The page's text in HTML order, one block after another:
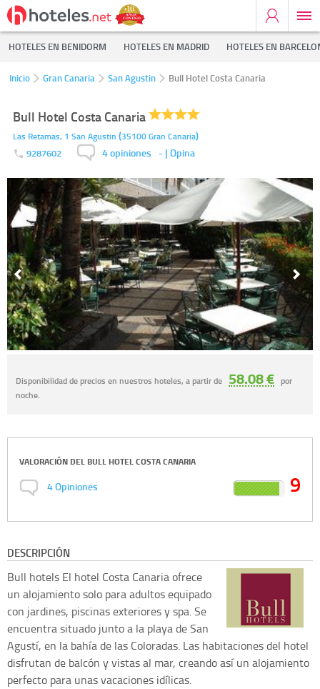
HOTELES EN BENIDORM HOTELES EN MADRID HOTELES EN
Inicio Gran Canaria San Agustin Bull Hotel Costa Canaria
Bull Hotel Costa Canaria
Las Retamas, 1 San Agustin (35100Gran Canaria)
9287602 4 opiniones - | Opina
Disponibilidad de precios en nuestros hoteles, a partir de 58.08 € por
noche.
VALORACIÓN DEL BULL HOTEL COSTA CANARIA
4Opiniones 9
DESCRIPCIÓN
Bull hotels El hotel Costa Canaria ofrece
un alojamiento solo para adultos equipado
con jardines, piscinas exteriores y spa. Se
encuentra situado junto a la playa de San
Agustí, en la bahía de las Coloradas. Las habitaciones del hotel
disfrutan de balcón y vistas al mar, creando así un alojamiento
perfecto para unas vacaciones idílicas.